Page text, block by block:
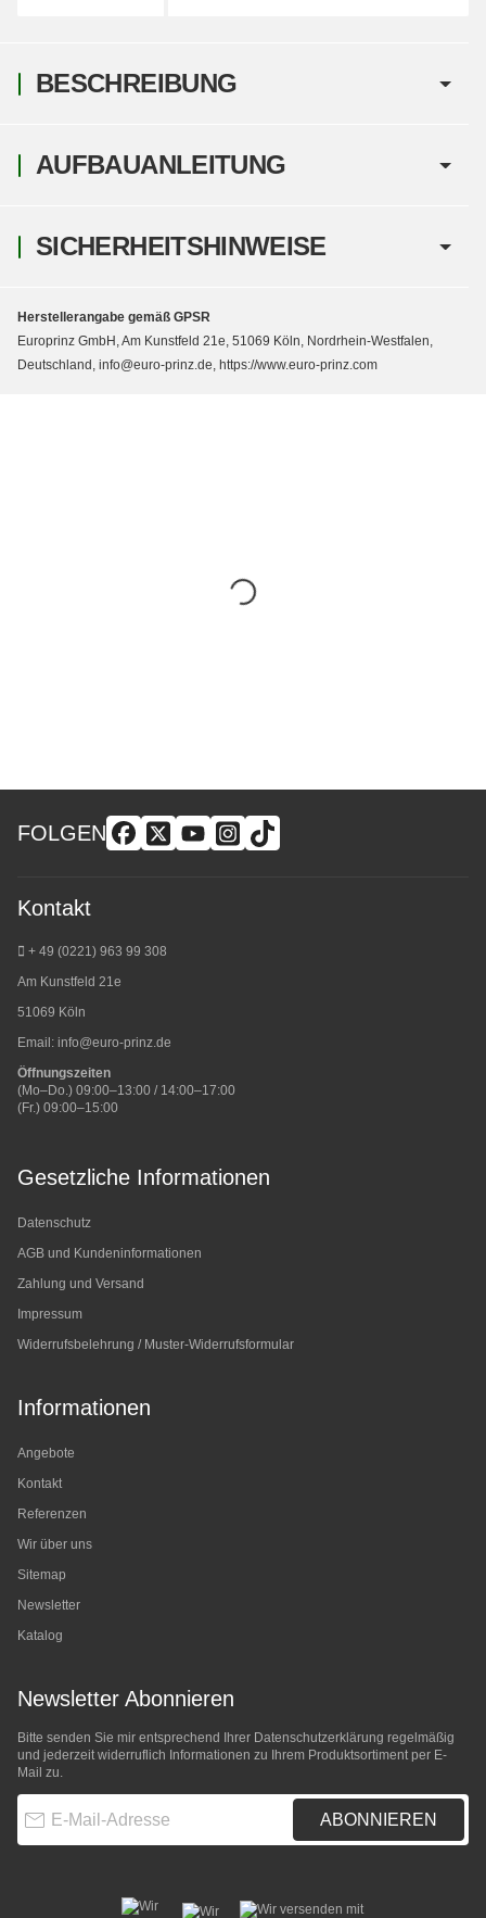
BESCHREIBUNG
AUFBAUANLEITUNG
SICHERHEITSHINWEISE
Herstellerangabe gemäß GPSR
Europrinz GmbH, Am Kunstfeld 21e, 51069 Köln, Nordrhein-Westfalen,
Deutschland, info@euro-prinz.de, https://www.euro-prinz.com
FOLGEN
Kontakt
+ 49 (0221) 963 99 308
Am Kunstfeld 21e
51069 Köln
Email: info@euro-prinz.de
Öffnungszeiten
(Mo–Do.) 09:00–13:00 / 14:00–17:00
(Fr.) 09:00–15:00
Gesetzliche Informationen
Datenschutz
AGB und Kundeninformationen
Zahlung und Versand
Impressum
Widerrufsbelehrung / Muster-Widerrufsformular
Informationen
Angebote
Kontakt
Referenzen
Wir über uns
Sitemap
Newsletter
Katalog
Newsletter Abonnieren
Bitte senden Sie mir entsprechend Ihrer Datenschutzerklärung regelmäßig
und jederzeit widerruflich Informationen zu Ihrem Produktsortiment per E-
Mail zu.
ABONNIEREN